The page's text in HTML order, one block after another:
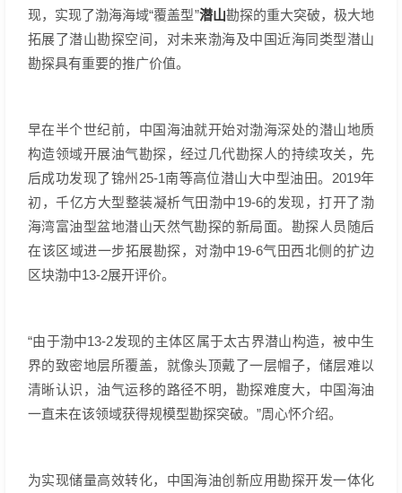
现，实现了渤海海域“覆盖型”潜山勘探的重大突破，极大地
拓展了潜山勘探空间，对未来渤海及中国近海同类型潜山
勘探具有重要的推广价值。
早在半个世纪前，中国海油就开始对渤海深处的潜山地质
构造领域开展油气勘探，经过几代勘探人的持续攻关，先
后成功发现了锦州25-1南等高位潜山大中型油田。2019年
初，千亿方大型整装凝析气田渤中19-6的发现，打开了渤
海湾富油型盆地潜山天然气勘探的新局面。勘探人员随后
在该区域进一步拓展勘探，对渤中19-6气田西北侧的扩边
区块渤中13-2展开评价。
“由于渤中13-2发现的主体区属于太古界潜山构造，被中生
界的致密地层所覆盖，就像头顶戴了一层帽子，储层难以
清晰认识，油气运移的路径不明，勘探难度大，中国海油
一直未在该领域获得规模型勘探突破。”周心怀介绍。
为实现储量高效转化，中国海油创新应用勘探开发一体化